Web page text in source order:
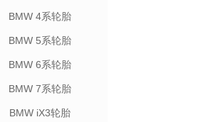
BMW 4系轮胎
BMW 5系轮胎
BMW 6系轮胎
BMW 7系轮胎
BMW iX3轮胎